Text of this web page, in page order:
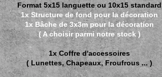
Format 5x15 languette ou 10x15 standard
1x Structure de fond pour la décoration
1x Bâche de 3x3m pour la décoration
( A choisir parmi notre stock )
1x Coffre d'accessoires
( Lunettes, Chapeaux, Froufrous ... )